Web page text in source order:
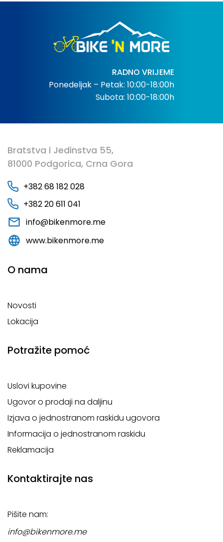
RADNO VRIJEME
Ponedeljak – Petak: 10:00-18:00h
Subota: 10:00-18:00h
Bratstva i Jedinstva 55,
81000 Podgorica, Crna Gora
+382 68 182 028
+382 20 611 041
info@bikenmore.me
www.bikenmore.me
O nama
Novosti
Lokacija
Potražite pomoć
Uslovi kupovine
Ugovor o prodaji na daljinu
Izjava o jednostranom raskidu ugovora
Informacija o jednostranom raskidu
Reklamacija
Kontaktirajte nas
Pišite nam:
info@bikenmore.me